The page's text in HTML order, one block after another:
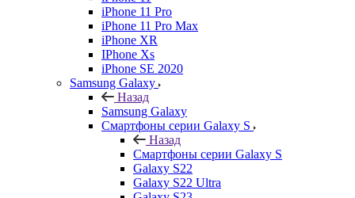
iPhone 11 Pro
iPhone 11 Pro Max
iPhone XR
IPhone Xs
iPhone SE 2020
Samsung Galaxy
Назад
Samsung Galaxy
Смартфоны серии Galaxy S
Назад
Смартфоны серии Galaxy S
Galaxy S22
Galaxy S22 Ultra